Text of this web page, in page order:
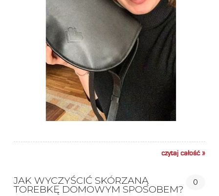
czytaj całość »
JAK WYCZYŚCIĆ SKÓRZANĄ
TOREBKĘ DOMOWYM SPOSOBEM?
0